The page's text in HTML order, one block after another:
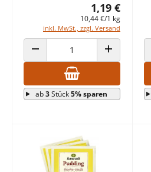
1,19 €
10,44 €/1 kg
inkl. MwSt., zzgl. Versand
ANZAHL VERRINGERN ANZAHL
ab3Stück5% sparen